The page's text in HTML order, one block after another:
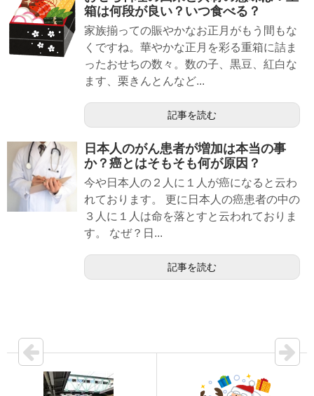
箱は何段が良い？いつ食べる？
家族揃っての賑やかなお正月がもう間もな
くですね。華やかな正月を彩る重箱に詰ま
ったおせちの数々。数の子、黒豆、紅白な
ます、栗きんとんなど...
記事を読む
日本人のがん患者が増加は本当の事
か？癌とはそもそも何が原因？
今や日本人の２人に１人が癌になると云わ
れております。 更に日本人の癌患者の中の
３人に１人は命を落とすと云われておりま
す。 なぜ？日...
記事を読む